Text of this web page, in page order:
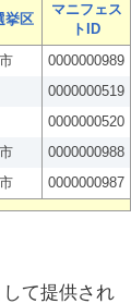
挙区
マニフェス
トID
0000000989
0000000519
0000000520
0000000988
0000000987
て提供され